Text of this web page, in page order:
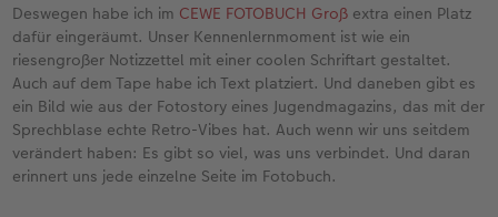
Deswegen habe ich im CEWE FOTOBUCH Groß extra einen Platz
dafür eingeräumt. Unser Kennenlernmoment ist wie ein
riesengroßer Notizzettel mit einer coolen Schriftart gestaltet.
Auch auf dem Tape habe ich Text platziert. Und daneben gibt es
ein Bild wie aus der Fotostory eines Jugendmagazins, das mit der
Sprechblase echte Retro-Vibes hat. Auch wenn wir uns seitdem
verändert haben: Es gibt so viel, was uns verbindet. Und daran
erinnert uns jede einzelne Seite im Fotobuch.